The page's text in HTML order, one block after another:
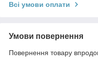
Всі умови оплати
Умови повернення
Повернення товару